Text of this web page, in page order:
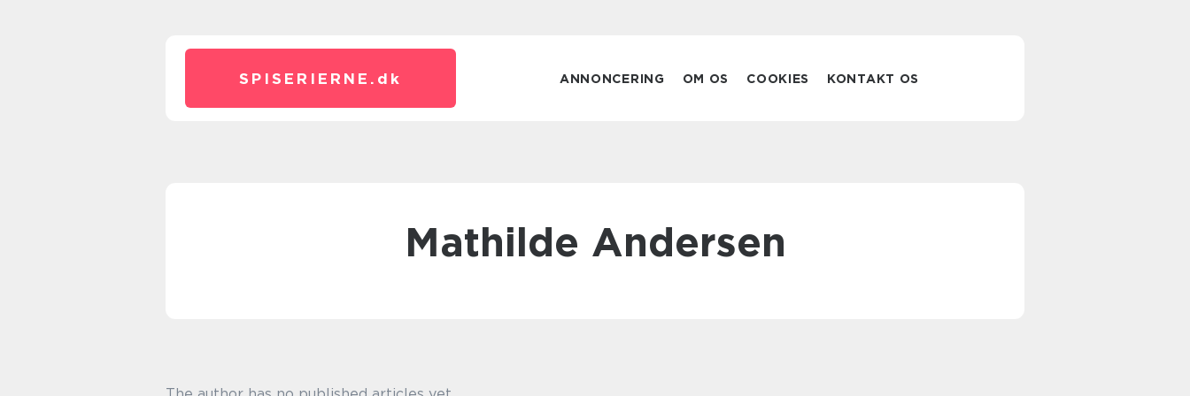
SPISERIERNE. dk ANNONCERING OM OS COOKIES KONTAKT OS
Mathilde Andersen